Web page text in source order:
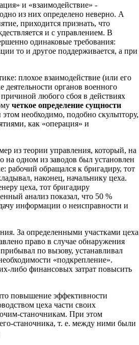
и «взаимодействие» -
из них определено неверно. А
приходится признать, что
и с управлением. В
одинаковые требования:
то и другое поддерживается, а при
плохое взаимодействие (или его
органов военного
любого сбоя в действиях
четкое определение сущности
необходимо, подобно скульптору,
как «операция» и
из теории управления, который, на
на одном из заводов был установлен
рабочий обращался к бригадиру, тот
наконец, начальнику цеха.
цеха, тот бригадиру
анализ показал, что 50 %
информации о неисправности и
За определенными участками цеха
право в случае обнаружения
по вызову, устанавливал
«подкрепление».
либо финансовых затрат повысить
повышение эффективности
цеха части своих
станочникам. При этом
станочника, т. е. между ними были